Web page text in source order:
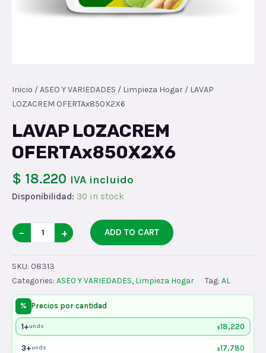
Inicio /ASEO Y VARIEDADES / Limpieza Hogar / LAVAP
LOZACREM OFERTAx850X2X6
LAVAP LOZACREM
OFERTAx850X2X6
$ 18.220 IVA incluido
Disponibilidad: 30 in stock
LAVAP
LOZACREM
OFERTAx850X2X6
quantity
− + ADD TO CART
SKU: 08313
Categories: ASEO Y VARIEDADES, Limpieza Hogar Tag: AL
% Precios por cantidad
1+unds $18,220
3+unds $17,780